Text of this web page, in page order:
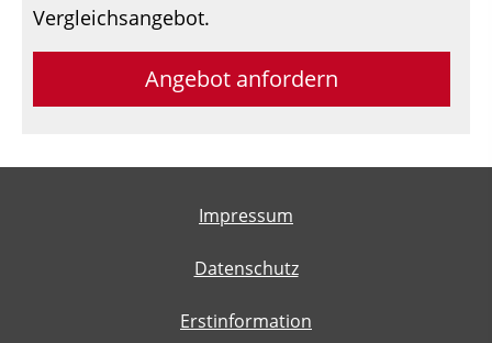
Vergleichsangebot.
Angebot anfordern
Impressum
Datenschutz
Erstinformation